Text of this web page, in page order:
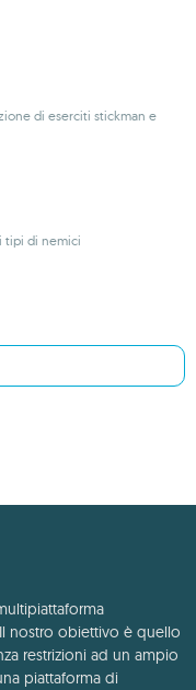
di eserciti stickman e
tipi di nemici
nostro obiettivo è quello
restrizioni ad un ampio
piattaforma di